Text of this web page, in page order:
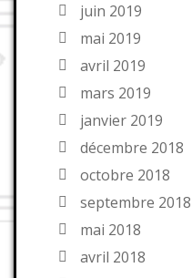
juin 2019
mai 2019
avril 2019
mars 2019
janvier 2019
décembre 2018
octobre 2018
septembre 2018
mai 2018
avril 2018